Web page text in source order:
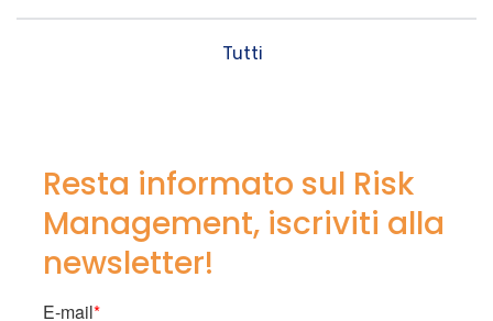
Tutti
Resta informato sul Risk
Management, iscriviti alla
newsletter!
E-mail*